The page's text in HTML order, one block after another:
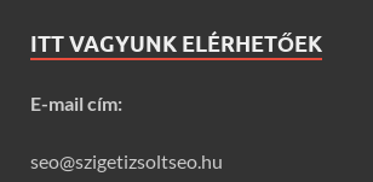
ITT VAGYUNK ELÉRHETŐEK
E-mail cím:
seo@szigetizsoltseo.hu